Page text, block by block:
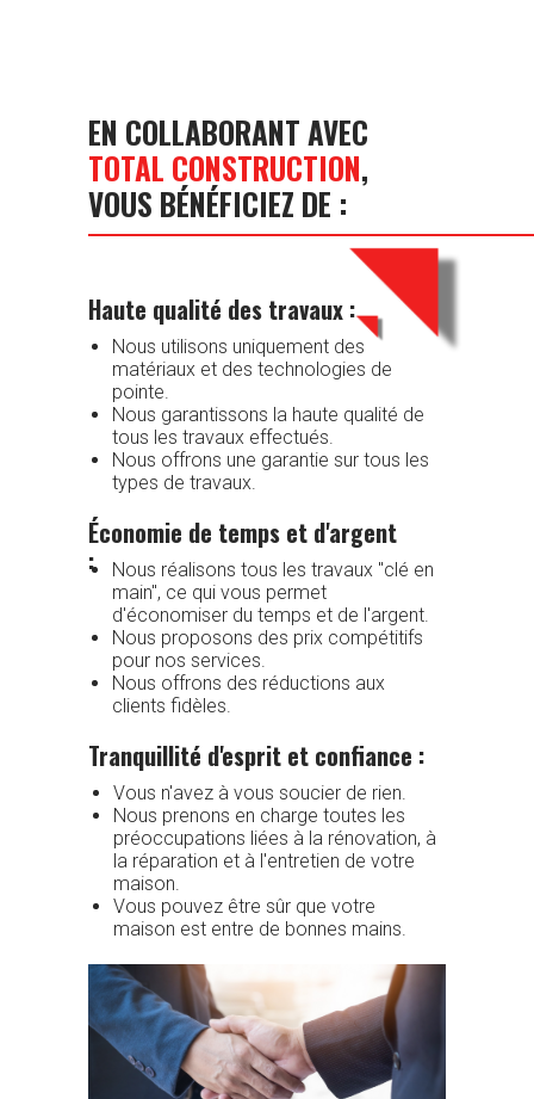
EN COLLABORANT AVEC
TOTAL CONSTRUCTION,
VOUS BÉNÉFICIEZ DE :
Haute qualité des travaux :
Nous utilisons uniquement des
matériaux et des technologies de
pointe.
Nous garantissons la haute qualité de
tous les travaux effectués.
Nous offrons une garantie sur tous les
types de travaux.
Économie de temps et d'argent
:
Nous réalisons tous les travaux "clé en
main", ce qui vous permet
d'économiser du temps et de l'argent.
Nous proposons des prix compétitifs
pour nos services.
Nous offrons des réductions aux
clients fidèles.
Tranquillité d'esprit et confiance :
Vous n'avez à vous soucier de rien.
Nous prenons en charge toutes les
préoccupations liées à la rénovation, à
la réparation et à l'entretien de votre
maison.
Vous pouvez être sûr que votre
maison est entre de bonnes mains.